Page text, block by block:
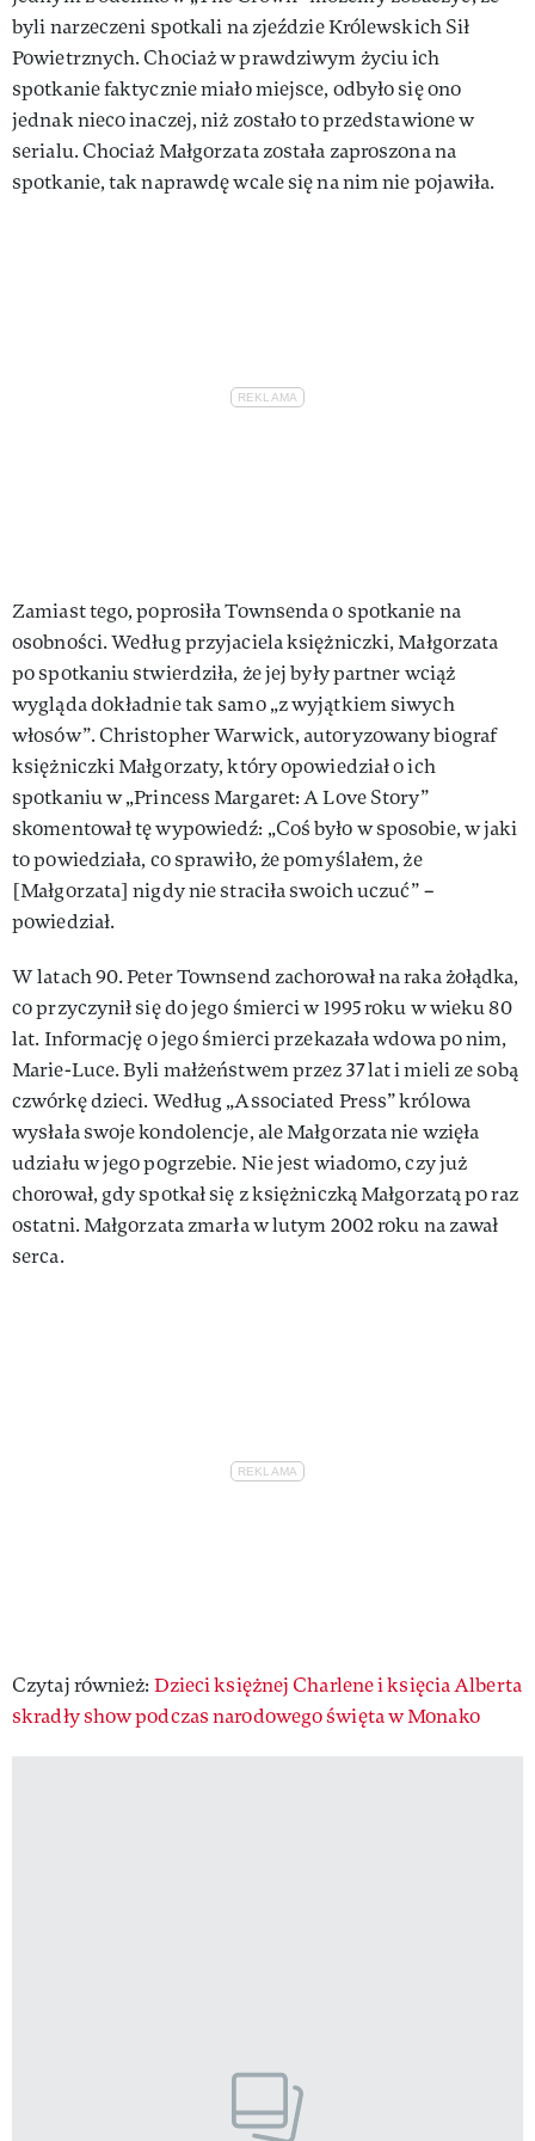
byli narzeczeni spotkali na zjeździe Królewskich Sił
Powietrznych. Chociaż w prawdziwym życiu ich
spotkanie faktycznie miało miejsce, odbyło się ono
jednak nieco inaczej, niż zostało to przedstawione w
serialu. Chociaż Małgorzata została zaproszona na
spotkanie, tak naprawdę wcale się na nim nie pojawiła.
Zamiast tego, poprosiła Townsenda o spotkanie na
osobności. Według przyjaciela księżniczki, Małgorzata
po spotkaniu stwierdziła, że jej były partner wciąż
wygląda dokładnie tak samo „z wyjątkiem siwych
włosów”. Christopher Warwick, autoryzowany biograf
księżniczki Małgorzaty, który opowiedział o ich
spotkaniu w „Princess Margaret: A Love Story”
skomentował tę wypowiedź: „Coś było w sposobie, w jaki
to powiedziała, co sprawiło, że pomyślałem, że
[Małgorzata] nigdy nie straciła swoich uczuć” –
powiedział.
W latach 90. Peter Townsend zachorował na raka żołądka,
co przyczynił się do jego śmierci w 1995 roku w wieku 80
lat. Informację o jego śmierci przekazała wdowa po nim,
Marie-Luce. Byli małżeństwem przez 37 lat i mieli ze sobą
czwórkę dzieci. Według „Associated Press” królowa
wysłała swoje kondolencje, ale Małgorzata nie wzięła
udziału w jego pogrzebie. Nie jest wiadomo, czy już
chorował, gdy spotkał się z księżniczką Małgorzatą po raz
ostatni. Małgorzata zmarła w lutym 2002 roku na zawał
serca.
Czytaj również: Dzieci księżnej Charlene i księcia Alberta
skradły show podczas narodowego święta w Monako